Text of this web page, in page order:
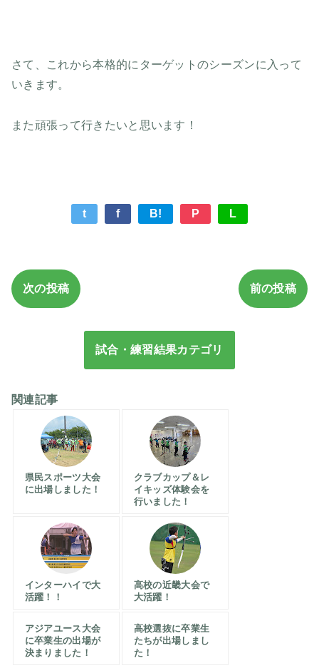
さて、これから本格的にターゲットのシーズンに入って
いきます。
また頑張って行きたいと思います！
t f B! P L
次の投稿 前の投稿
試合・練習結果カテゴリ
関連記事
県民スポーツ大会
に出場しました！
クラブカップ＆レ
イキッズ体験会を
行いました！
インターハイで大
活躍！！
高校の近畿大会で
大活躍！
アジアユース大会
に卒業生の出場が
決まりました！
高校選抜に卒業生
たちが出場しまし
た！